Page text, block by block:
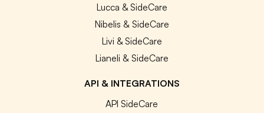
Lucca & SideCare
Nibelis & SideCare
Livi & SideCare
Lianeli & SideCare
API & INTEGRATIONS
API SideCare